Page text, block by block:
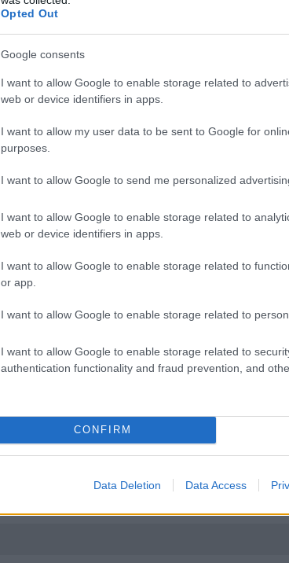
Opted Out
Google consents
I want to allow Google to enable storage related to
web or device identifiers in apps.
I want to allow my user data to be sent to Google for
purposes.
I want to allow Google to send me personalized
I want to allow Google to enable storage related to
web or device identifiers in apps.
I want to allow Google to enable storage related to
or app.
I want to allow Google to enable storage related to
I want to allow Google to enable storage related to
authentication functionality and fraud prevention, and
CONFIRM
Data Deletion Data Access
Egy időutazó emlékei
Éppen negyven évvel ezelőtt,
október 15-én mutatták be az
meg, és a ...
2025. szeptember 25.írta:Monty H.
SOROZAT: Alien: Föld
Pedig aszonták, a Földön
Néhány hónappal ezelőtt még
vártam a beígért új Alien-sorozatot.
voltak aggodalmaim, sorozatok